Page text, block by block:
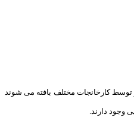
توسط کارخانجات مختلف بافته می شوند